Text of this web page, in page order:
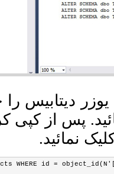
پس از
نمائید.
WHERE id =